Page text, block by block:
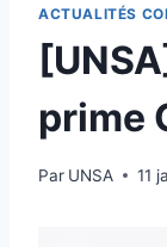
ACTUALITÉS
prime
Par UNSA 11